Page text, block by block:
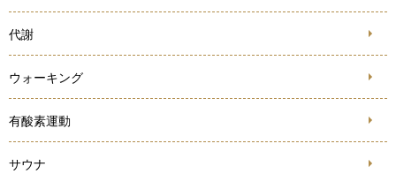
代謝
ウォーキング
有酸素運動
サウナ